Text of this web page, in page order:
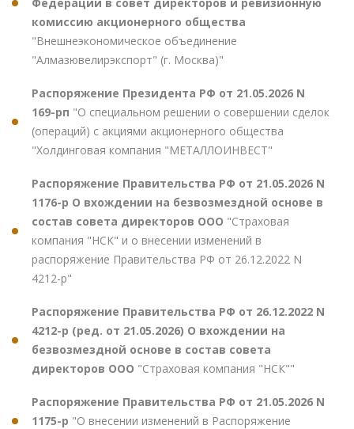
комиссию акционерного общества
"Внешнеэкономическое объединение
"Алмазювелирэкспорт" (г. Москва)"
Распоряжение Президента РФ от 21.05.2026 N
169-рп "О специальном решении о совершении сделок
(операций) с акциями акционерного общества
"Холдинговая компания "МЕТАЛЛОИНВЕСТ"
Распоряжение Правительства РФ от 21.05.2026 N
1176-р О вхождении на безвозмездной основе в
состав совета директоров ООО "Страховая
компания "НСК" и о внесении изменений в
распоряжение Правительства РФ от 26.12.2022 N
4212-р"
Распоряжение Правительства РФ от 26.12.2022 N
4212-р (ред. от 21.05.2026) О вхождении на
безвозмездной основе в состав совета
директоров ООО "Страховая компания "НСК""
Распоряжение Правительства РФ от 21.05.2026 N
1175-р "О внесении изменений в Распоряжение